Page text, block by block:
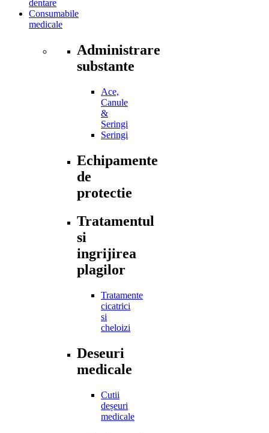
dentare
Consumabile
medicale
Administrare
substante
Ace,
Canule
&
Seringi
Seringi
Echipamente
de
protectie
Tratamentul
si
ingrijirea
plagilor
Tratamente
cicatrici
si
cheloizi
Deseuri
medicale
Cutii
deșeuri
medicale